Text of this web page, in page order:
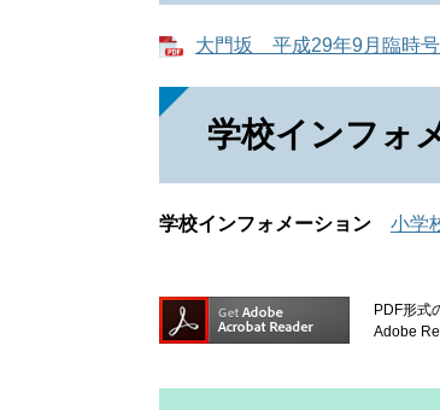
大門坂 平成29年9月臨時
学校インフォ
学校インフォメーション 小学
PDF形式
Adobe